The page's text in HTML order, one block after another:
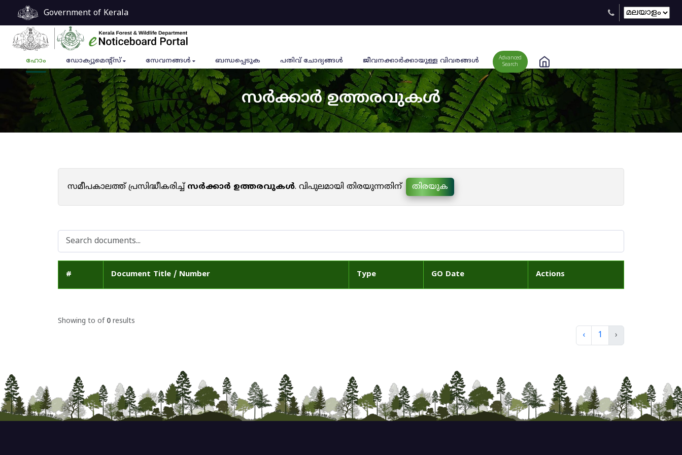
Government of Kerala
ഹോം ഡോക്യുമെൻ്റ്സ് സേവനങ്ങൾ ബന്ധപ്പെടുക പതിവ് ചോദ്യങ്ങൾ ജീവനക്കാര്‍ക്കായുള്ള വിവരങ്ങള്‍
Advanced
Search
സർക്കാർ ഉത്തരവുകൾ
സമീപകാലത്ത് പ്രസിദ്ധീകരിച്ച്സർക്കാർ ഉത്തരവുകൾ. വിപുലമായി തിരയുന്നതിന് തിരയുക
# Document Title / Number Type GO Date Actions
Showing to of 0 results
‹ 1 ›